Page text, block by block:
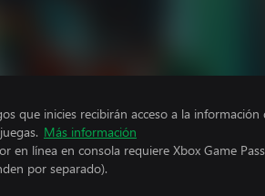
que inicies recibirán acceso a la
Más información
en línea en consola requiere Xbox Game
por separado).